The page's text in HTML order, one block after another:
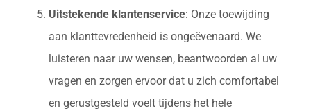
Uitstekende klantenservice: Onze toewijding
aan klanttevredenheid is ongeëvenaard. We
luisteren naar uw wensen, beantwoorden al uw
vragen en zorgen ervoor dat u zich comfortabel
en gerustgesteld voelt tijdens het hele